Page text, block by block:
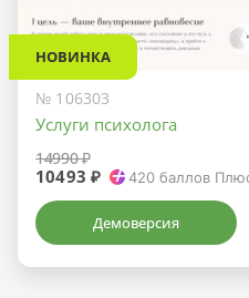
НОВИНКА
№ 106303
Услуги психолога
14990 ₽
10493 ₽ 420 баллов
Демоверсия